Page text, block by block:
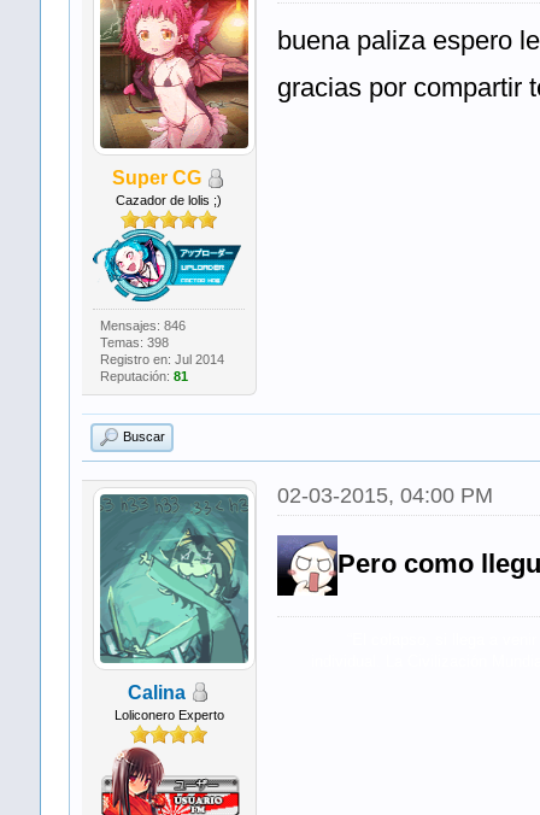
Super CG
Cazador de lolis ;)
Mensajes: 846
Temas: 398
Registro en: Jul 2014
Reputación: 81
buena paliza espero
gracias por compartir
Buscar
Calina
Loliconero Experto
02-03-2015, 04:00 PM
Pero como